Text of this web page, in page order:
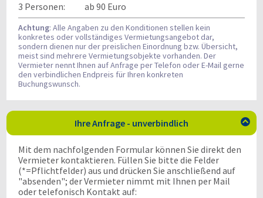
3 Personen:
ab 90 Euro
Achtung: Alle Angaben zu den Konditionen stellen kein
konkretes oder vollständiges Vermietungsangebot dar,
sondern dienen nur der preislichen Einordnung bzw. Übersicht,
meist sind mehrere Vermietungsobjekte vorhanden. Der
Vermieter nennt Ihnen auf Anfrage per Telefon oder E-Mail gerne
den verbindlichen Endpreis für Ihren konkreten
Buchungswunsch.
Ihre Anfrage - unverbindlich 
Mit dem nachfolgenden Formular können Sie direkt den
Vermieter kontaktieren. Füllen Sie bitte die Felder
(*=Pflichtfelder) aus und drücken Sie anschließend auf
"absenden"; der Vermieter nimmt mit Ihnen per Mail
oder telefonisch Kontakt auf: